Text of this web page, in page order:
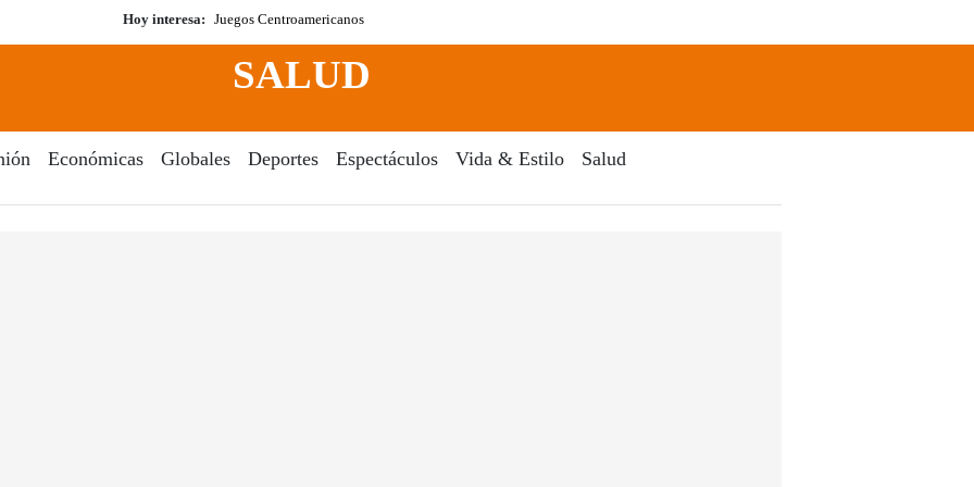
Hoy interesa: Juegos Centroamericanos
Search
SALUD
Económicas Globales Deportes Espectáculos Vida & Estilo Salud